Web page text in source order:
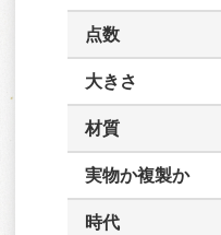
点数
大きさ
材質
実物か複製か
時代